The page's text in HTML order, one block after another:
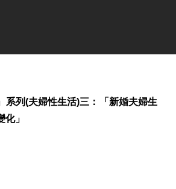
系列(夫婦性生活)三：「新婚夫婦生
」